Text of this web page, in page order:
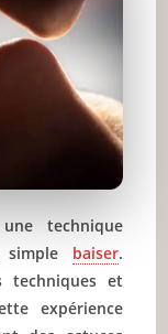
technique
simple baiser.
techniques et
expérience